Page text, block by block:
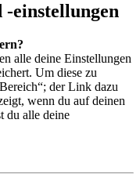
einstellungen
alle deine Einstellungen
Um diese zu
der Link dazu
wenn du auf deinen
du alle deine